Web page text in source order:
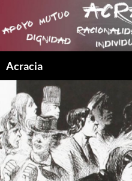
Acracia
CONTENIDO